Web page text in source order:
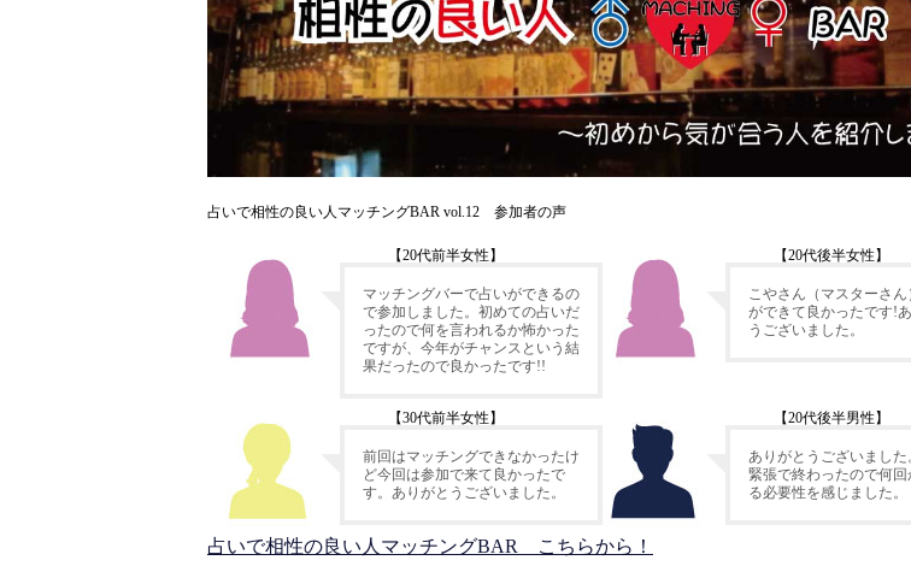
占いで相性の良い人マッチングBAR vol.12 参加者の声
【20代前半女性】
マッチングバーで占いができるの
で参加しました。初めての占いだ
ったので何を言われるか怖かった
ですが、今年がチャンスという結
果だったので良かったです!!
【20代後半女性】
こやさん（マスターさ
ができて良かったです!
うございました。
【30代前半女性】
前回はマッチングできなかったけ
ど今回は参加で来て良かったで
す。ありがとうございました。
【20代後半男性】
ありがとうございました
緊張で終わったので何回
る必要性を感じました。
占いで相性の良い人マッチングBAR こちらから！